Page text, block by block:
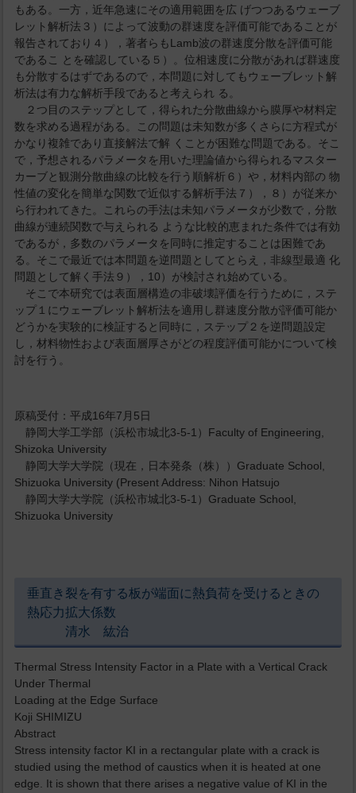
もある。一方，近年急速にその適用範囲を広 げつつあるウェーブ
レット解析法３）によって波動の群速度を評価可能であることが
報告されており４），著者らもLamb波の群速度分散を評価可能
であるこ とを確認している５）。位相速度に分散があれば群速度
も分散するはずであるので，本問題に対してもウェーブレット解
析法は有力な解析手段であると考えられ る。
２つ目のステップとして，得られた分散曲線から膜厚や材料定
数を求める過程がある。この問題は未知数が多くさらに方程式が
かなり複雑であり直接解法で解 くことが困難な問題である。そこ
で，予想されるパラメータを用いた理論値から得られるマスター
カーブと観測分散曲線の比較を行う順解析６）や，材料内部の 物
性値の変化を簡単な関数で近似する解析手法７），８）が従来か
ら行われてきた。これらの手法は未知パラメータが少数で，分散
曲線が連続関数で与えられる ような比較的恵まれた条件では有効
であるが，多数のパラメータを同時に推定することは困難であ
る。そこで最近では本問題を逆問題としてとらえ，非線型最適 化
問題として解く手法９），10）が検討され始めている。
そこで本研究では表面層構造の非破壊評価を行うために，ステ
ップ１にウェーブレット解析法を適用し群速度分散が評価可能か
どうかを実験的に検証すると同時に，ステップ２を逆問題設定
し，材料物性および表面層厚さがどの程度評価可能かについて検
討を行う。
原稿受付：平成16年7月5日
静岡大学工学部（浜松市城北3-5-1）Faculty of Engineering,
Shizoka University
静岡大学大学院（現在，日本発条（株））Graduate School,
Shizuoka University (Present Address: Nihon Hatsujo
静岡大学大学院（浜松市城北3-5-1）Graduate School,
Shizuoka University
垂直き裂を有する板が端面に熱負荷を受けるときの
熱応力拡大係数
清水 紘治
Thermal Stress Intensity Factor in a Plate with a Vertical Crack
Under Thermal
Loading at the Edge Surface
Koji SHIMIZU
Abstract
Stress intensity factor KI in a rectangular plate with a crack is
studied using the method of caustics when it is heated at one
edge. It is shown that there arises a negative value of KI in the